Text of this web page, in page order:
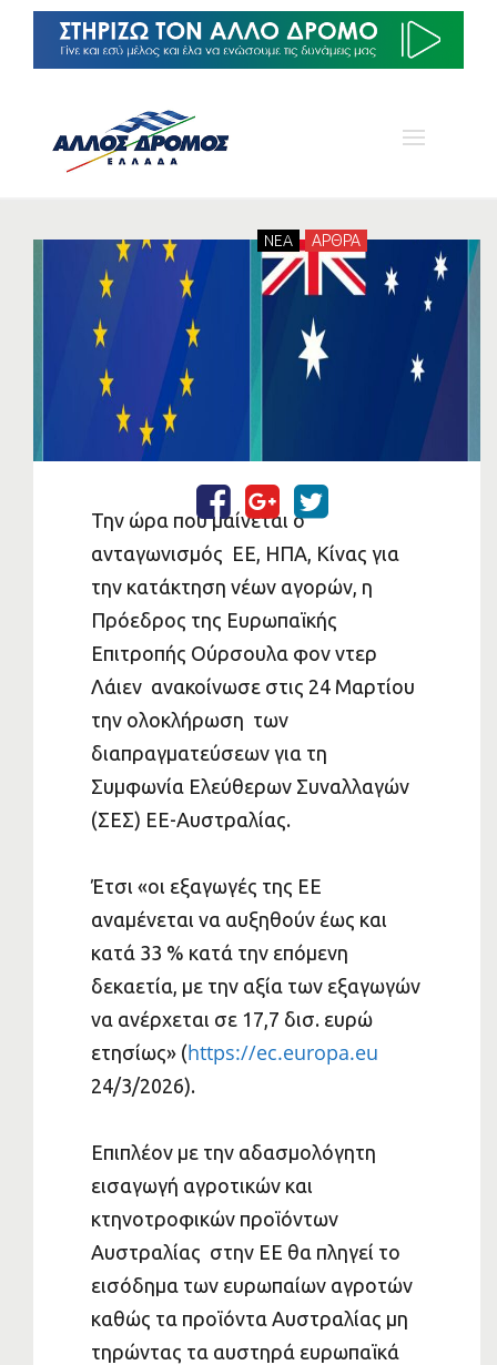
NEA ΑΡΘΡΑ
Την ώρα που μαίνεται ο
ανταγωνισμός ΕΕ, ΗΠΑ, Κίνας για
την κατάκτηση νέων αγορών, η
Πρόεδρος της Ευρωπαϊκής
Επιτροπής Ούρσουλα φον ντερ
Λάιεν ανακοίνωσε στις 24 Μαρτίου
την ολοκλήρωση των
διαπραγματεύσεων για τη
Συμφωνία Ελεύθερων Συναλλαγών
(ΣΕΣ) ΕΕ-Αυστραλίας.
Έτσι «οι εξαγωγές της ΕΕ
αναμένεται να αυξηθούν έως και
κατά 33 % κατά την επόμενη
δεκαετία, με την αξία των εξαγωγών
να ανέρχεται σε 17,7 δισ. ευρώ
ετησίως» (https://ec.europa.eu
24/3/2026).
Επιπλέον με την αδασμολόγητη
εισαγωγή αγροτικών και
κτηνοτροφικών προϊόντων
Αυστραλίας στην ΕΕ θα πληγεί το
εισόδημα των ευρωπαίων αγροτών
καθώς τα προϊόντα Αυστραλίας μη
τηρώντας τα αυστηρά ευρωπαϊκά